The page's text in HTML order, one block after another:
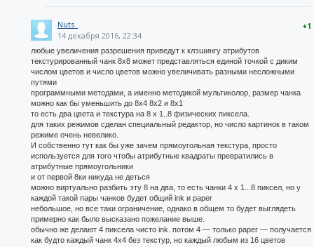
+1
Nuts_
14 декабря 2016, 22:34
любые увеличения разрешения приведут к клэшингу атрибутов
текстурированный чанк 8х8 может представляться единой точкой с диким
числом цветов и число цветов можно увеличивать разными несложными
путями
программными методами, а именно методикой мультиколор, размер чанка
можно как бы уменьшить до 8х4 8х2 и 8х1
то есть два цвета и текстура на 8 x 1..8 физических пиксела.
для таких режимов сделан специальный редактор, но число картинок в таком
режиме очень невелико.
И собственно тут как бы уже зачем прямоугольная текстура, просто
используется для того чтобы атрибутные квадраты превратились в
атрибутные прямоугольники
и от первой 8ки никуда не деться
можно виртуально разбить эту 8 на два, то есть чанки 4 х 1...8 пиксел, но у
каждой такой пары чанков будет общий ink и paper
небольшое, но все таки ограничение, однако в общем то будет выглядеть
примерно как было высказано пожелание выше.
обычно же делают 4 пиксела чисто ink. потом 4 — только paper — получается
как будто каждый чанк 4х4 без текстур, но каждый любым из 16 цветов